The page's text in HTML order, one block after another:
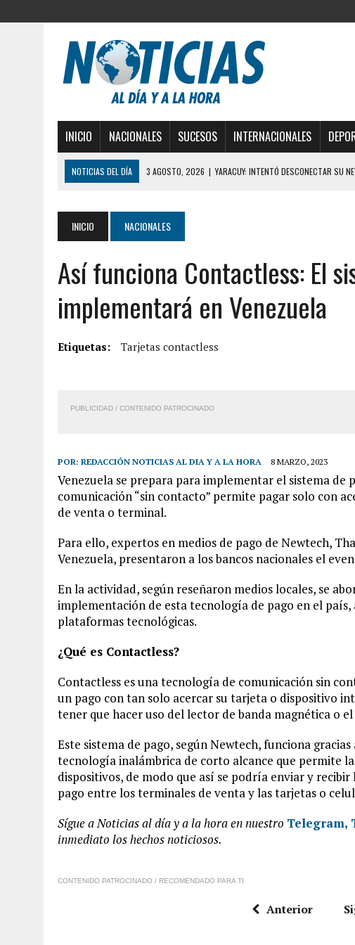
INICIO NACIONALES SUCESOS INTERNACIONALES
NOTICIAS DEL DÍA 3 AGOSTO, 2026 | YARACUY: INTENTÓ DESCONECTAR SU
2 AGOSTO, 2026 | FALCÓN: MUJER ATACÓ CON UN CUCHILLO A SUS HIJOS, UNO
2 AGOSTO, 2026
CONMOCIÓN EN CHILE POR BRUTAL CRIMEN CONTRA
1 AGOSTO, 2026 | UN MUERTO Y 5 HERIDOS SALDO DE COLISIÓN MÚLTIPLE EN LA
31 JULIO, 2026
ASESINARON A ADOLESCENTE VENEZOLANO DE 15 AÑOS EN
5 AGOSTO, 2026
EDIFICIO PETUNIA
INICIO NACIONALES
Así funciona Contactless: El
implementará en Venezuela
Etiquetas: Tarjetas contactless
PUBLICIDAD / CONTENIDO PATROCINADO
POR: REDACCIÓN NOTICIAS AL DIA Y A LA HORA 8 MARZO, 2023
Venezuela se prepara para implementar el sistema de
comunicación “sin contacto” permite pagar solo con
de venta o terminal.
Para ello, expertos en medios de pago de Newtech,
Venezuela, presentaron a los bancos nacionales el
En la actividad, según reseñaron medios locales, se
implementación de esta tecnología de pago en el
plataformas tecnológicas.
¿Qué es Contactless?
Contactless es una tecnología de comunicación sin
un pago con tan solo acercar su tarjeta o dispositivo
tener que hacer uso del lector de banda magnética o
Este sistema de pago, según Newtech, funciona
tecnología inalámbrica de corto alcance que permite
dispositivos, de modo que así se podría enviar y
pago entre los terminales de venta y las tarjetas o
Sígue a Noticias al día y a la hora ennuestro Telegram,
inmediato los hechos noticiosos.
CONTENIDO PATROCINADO / RECOMENDADO PARA TI
Anterior